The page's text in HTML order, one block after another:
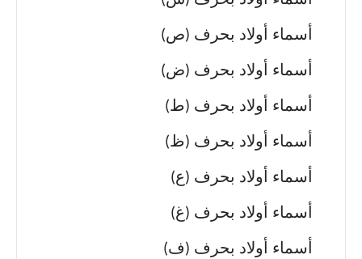
أسماء أولاد بحرف (ص)
أسماء أولاد بحرف (ض)
أسماء أولاد بحرف (ط)
أسماء أولاد بحرف (ظ)
أسماء أولاد بحرف (ع)
أسماء أولاد بحرف (غ)
أسماء أولاد بحرف (ف)